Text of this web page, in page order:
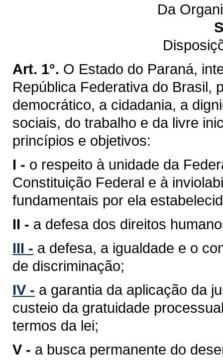
Da
Art. 1°. O Estado do Paraná,
República Federativa do Brasil,
democrático, a cidadania, a
sociais, do trabalho e da livre
princípios e objetivos:
I - o respeito à unidade da
Constituição Federal e à
fundamentais por ela
II - a defesa dos direitos
III - a defesa, a igualdade e o
de discriminação;
IV - a garantia da aplicação da
custeio da gratuidade
termos da lei;
V - a busca permanente do